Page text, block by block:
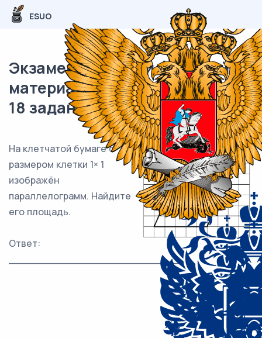
ESUO
Экзаменационный (типовой)
материал ОГЭ / Математика /
18 задания (24) / 96
На клетчатой бумаге с
размером клетки 1× 1
изображён
параллелограмм. Найдите
его площадь.
Ответ:
___________________________.